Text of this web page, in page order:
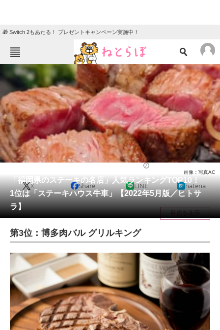
🎁 Switch 2もあたる！ プレゼントキャンペーン実施中！
ねとらぼメニュー
TOP ニュース
エンタメ クイズ
グルメ 地域
住まい 教育・育児
動物 リサーチ
会員記事
メディア
注目記事を集めた総合ページ
ITの今と未来を見通す
スマホと通信の最新トレンド
進化するPCとデバイスの未来
好きが集まる 比べて選べる
ビジネスと働き方のヒント
「福岡県のステーキの名店」人気ランキングTOP10！
1位は「ステーキハウス牛車」【2022年5月版／ヒトサ
ラ】
画像：写真AC
X Share LINE hatena
目次を表示
第3位：博多肉バル グリルキング